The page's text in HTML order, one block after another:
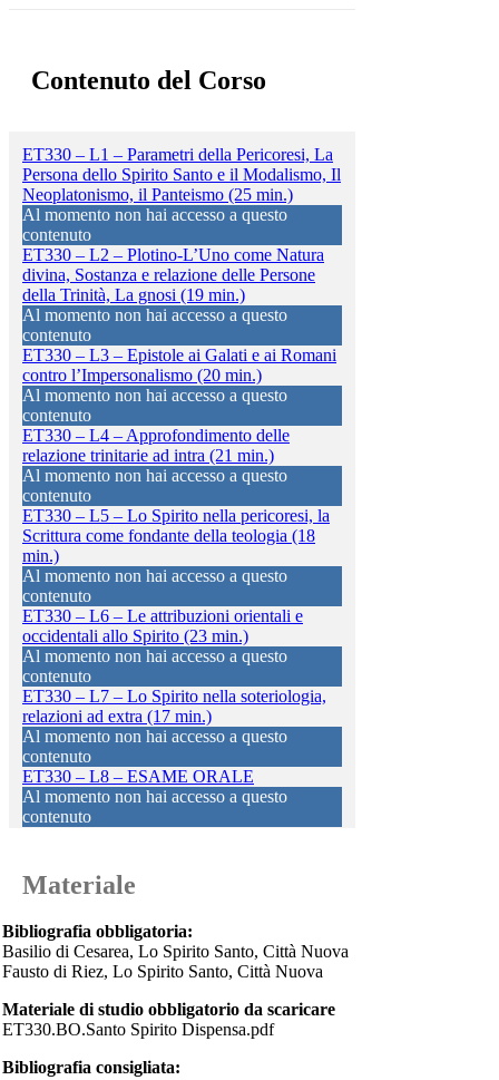
Contenuto del Corso
ET330 – L1 – Parametri della Pericoresi, La
Persona dello Spirito Santo e il Modalismo, Il
Neoplatonismo, il Panteismo (25 min.)
Al momento non hai accesso a questo
contenuto
ET330 – L2 – Plotino-L’Uno come Natura
divina, Sostanza e relazione delle Persone
della Trinità, La gnosi (19 min.)
Al momento non hai accesso a questo
contenuto
ET330 – L3 – Epistole ai Galati e ai Romani
contro l’Impersonalismo (20 min.)
Al momento non hai accesso a questo
contenuto
ET330 – L4 – Approfondimento delle
relazione trinitarie ad intra (21 min.)
Al momento non hai accesso a questo
contenuto
ET330 – L5 – Lo Spirito nella pericoresi, la
Scrittura come fondante della teologia (18
min.)
Al momento non hai accesso a questo
contenuto
ET330 – L6 – Le attribuzioni orientali e
occidentali allo Spirito (23 min.)
Al momento non hai accesso a questo
contenuto
ET330 – L7 – Lo Spirito nella soteriologia,
relazioni ad extra (17 min.)
Al momento non hai accesso a questo
contenuto
ET330 – L8 – ESAME ORALE
Al momento non hai accesso a questo
contenuto
Materiale
Bibliografia obbligatoria:
Basilio di Cesarea, Lo Spirito Santo, Città Nuova
Fausto di Riez, Lo Spirito Santo, Città Nuova
Materiale di studio obbligatorio da scaricare
ET330.BO.Santo Spirito Dispensa.pdf
Bibliografia consigliata: